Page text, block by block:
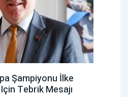
Şampiyonu İlke
Tebrik Mesajı